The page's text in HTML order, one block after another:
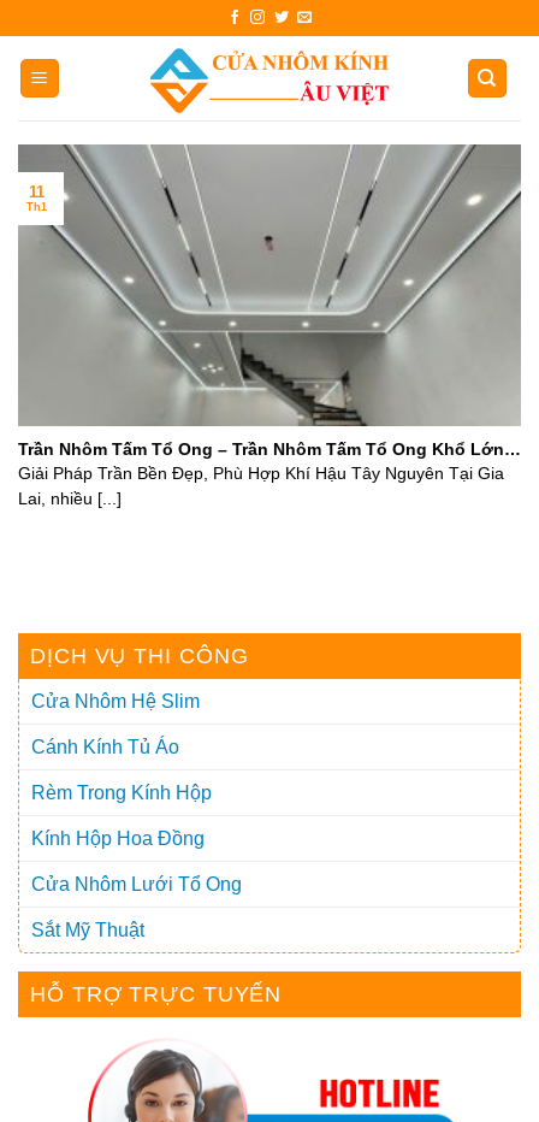
content
Trần Nhôm Tấm Tổ Ong – Trần Nhôm Tấm Tổ Ong Khổ Lớn
Tại Gia Lai
Giải Pháp Trần Bền Đẹp, Phù Hợp Khí Hậu Tây Nguyên Tại Gia
Lai, nhiều [...]
11
Th1
DỊCH VỤ THI CÔNG
Cửa Nhôm Hệ Slim
Cánh Kính Tủ Áo
Rèm Trong Kính Hộp
Kính Hộp Hoa Đồng
Cửa Nhôm Lưới Tổ Ong
Sắt Mỹ Thuật
HỖ TRỢ TRỰC TUYẾN